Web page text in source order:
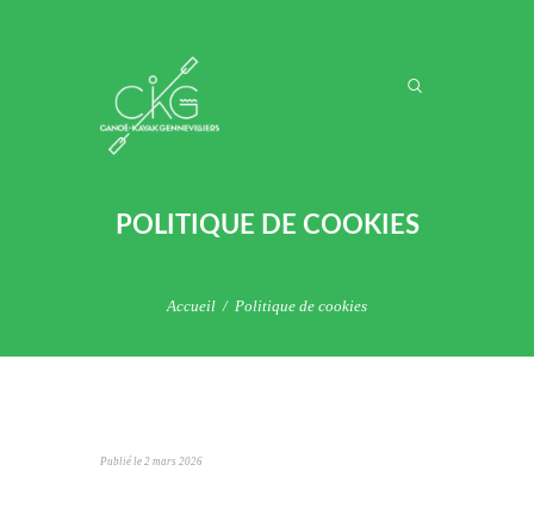
POLITIQUE DE COOKIES
Accueil Politique de cookies
Publié le 2 mars 2026